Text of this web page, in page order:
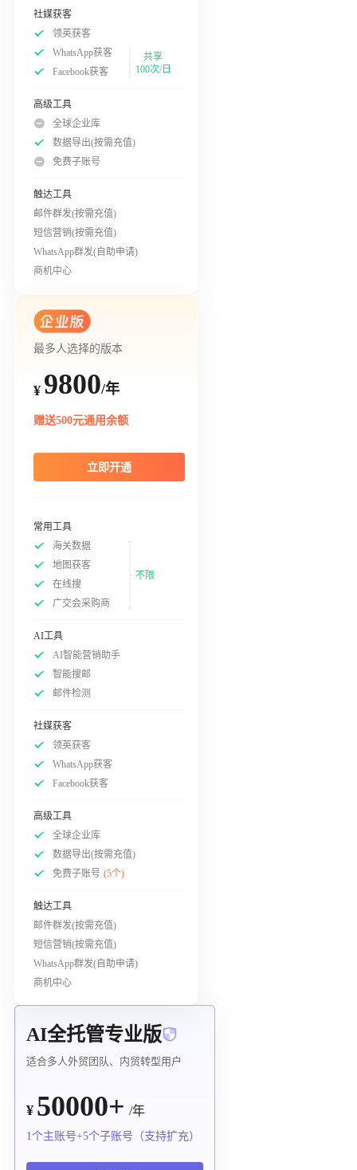
社媒获客
领英获客
WhatsApp获客
Facebook获客
共享
100次/日
高级工具
全球企业库
数据导出(按需充值)
免费子账号
触达工具
邮件群发(按需充值)
短信营销(按需充值)
WhatsApp群发(自助申请)
商机中心
最多人选择的版本
¥ 9800/年
赠送500元通用余额
立即开通
常用工具
海关数据
地图获客
在线搜
广交会采购商
不限
AI工具
AI智能营销助手
智能搜邮
邮件检测
社媒获客
领英获客
WhatsApp获客
Facebook获客
高级工具
全球企业库
数据导出(按需充值)
免费子账号 (5个)
触达工具
邮件群发(按需充值)
短信营销(按需充值)
WhatsApp群发(自助申请)
商机中心
AI全托管专业版
适合多人外贸团队、内贸转型用户
¥ 50000+ /年
1个主账号+5个子账号（支持扩充）